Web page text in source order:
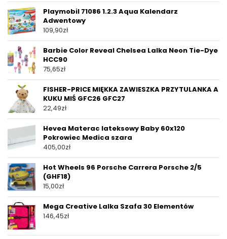
Playmobil 71086 1.2.3 Aqua Kalendarz
Adwentowy
109,90zł
Barbie Color Reveal Chelsea Lalka Neon Tie-Dye
HCC90
75,65zł
FISHER-PRICE MIĘKKA ZAWIESZKA PRZYTULANKA A
KUKU MIŚ GFC26 GFC27
22,49zł
Hevea Materac lateksowy Baby 60x120
Pokrowiec Medica szara
405,00zł
Hot Wheels 96 Porsche Carrera Porsche 2/5
(GHF18)
15,00zł
Mega Creative Lalka Szafa 30 Elementów
146,45zł